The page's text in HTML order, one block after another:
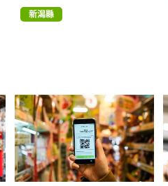
新潟縣